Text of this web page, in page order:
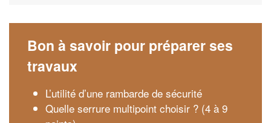
Bon à savoir pour préparer ses
travaux
L’utilité d’une rambarde de sécurité
Quelle serrure multipoint choisir ? (4 à 9